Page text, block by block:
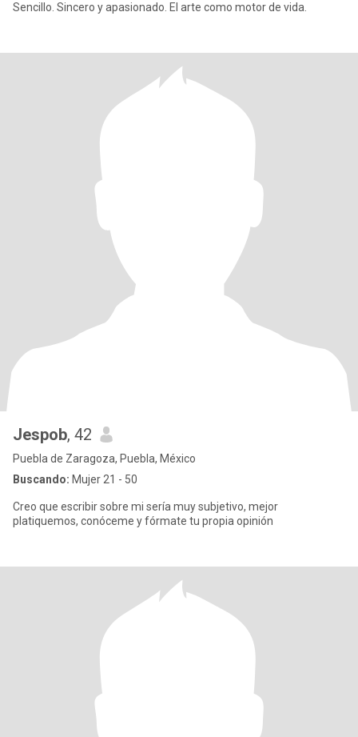
Sencillo. Sincero y apasionado. El arte como motor de vida.
Jespob, 42
Puebla de Zaragoza, Puebla, México
Buscando: Mujer 21 - 50
Creo que escribir sobre mi sería muy subjetivo, mejor
platiquemos, conóceme y fórmate tu propia opinión